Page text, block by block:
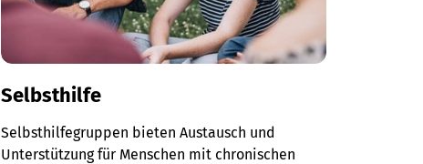
Selbsthilfe
Selbsthilfegruppen bieten Austausch und
Unterstützung für Menschen mit chronischen